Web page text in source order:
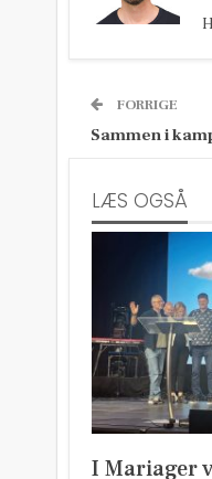
FORRIGE
Sammen i
LÆS OGSÅ
I Mariager